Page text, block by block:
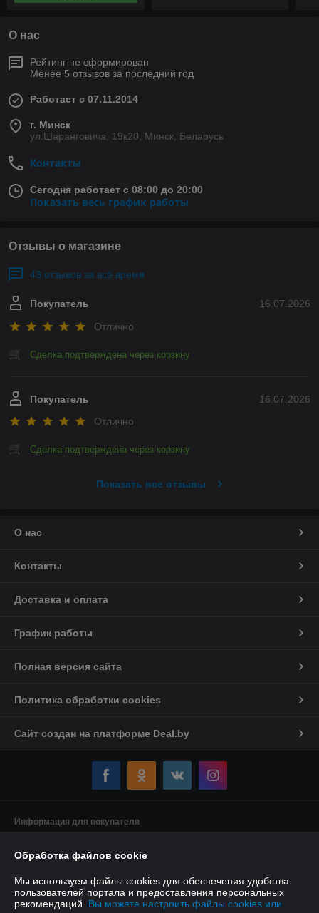
О нас
Рейтинг не сформирован
Менее 5 отзывов за последний год
Работает с 07.11.2014
г. Минск
ул.Шаранговича, 19к20, Минск, Беларусь
Контакты
Сегодня работает с 08:00 до 20:00
Показать весь график работы
Отзывы о магазине
43 отзывов за всё время
16.07.2026
Покупатель
Отлично
Сделка подтверждена через корзину
16.07.2026
Покупатель
Отлично
Сделка подтверждена через корзину
Показать все отзывы
О нас
Контакты
Доставка и оплата
График работы
Полная версия сайта
Политика обработки cookies
Сайт создан на платформе Deal.by
Информация для покупателя
предприниматель Якушенко Виктор Леонидович
Регистрационный номер ЕГР: 191897898
УНП: 191897898
Обработка файлов cookie
Мы используем файлы cookies для обеспечения удобства
пользователей портала и предоставления персональных
рекомендаций. Вы можете настроить файлы cookies или